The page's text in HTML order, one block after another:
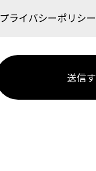
プライバシーポリシー